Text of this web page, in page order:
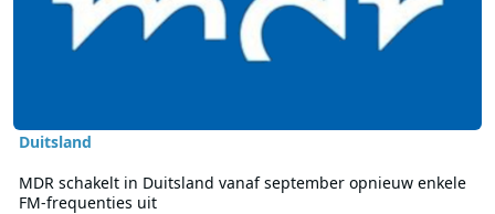
Duitsland
MDR schakelt in Duitsland vanaf september opnieuw enkele
FM-frequenties uit